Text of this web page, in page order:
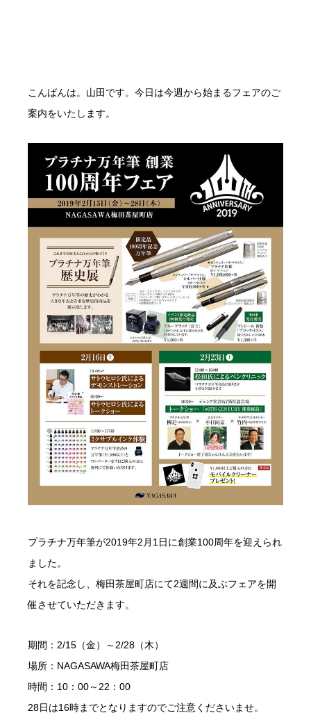
こんばんは。山田です。今日は今週から始まるフェアのご
案内をいたします。
プラチナ万年筆が2019年2月1日に創業100周年を迎えられ
ました。
それを記念し、梅田茶屋町店にて2週間に及ぶフェアを開
催させていただきます。
期間：2/15（金）～2/28（木）
場所：NAGASAWA梅田茶屋町店
時間：10：00～22：00
28日は16時までとなりますのでご注意くださいませ。